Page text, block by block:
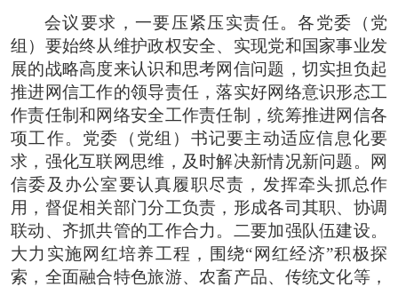
会议要求，一要压紧压实责任。各党委（党
组）要始终从维护政权安全、实现党和国家事业发
展的战略高度来认识和思考网信问题，切实担负起
推进网信工作的领导责任，落实好网络意识形态工
作责任制和网络安全工作责任制，统筹推进网信各
项工作。党委（党组）书记要主动适应信息化要
求，强化互联网思维，及时解决新情况新问题。网
信委及办公室要认真履职尽责，发挥牵头抓总作
用，督促相关部门分工负责，形成各司其职、协调
联动、齐抓共管的工作合力。二要加强队伍建设。
大力实施网红培养工程，围绕“网红经济”积极探
索，全面融合特色旅游、农畜产品、传统文化等，